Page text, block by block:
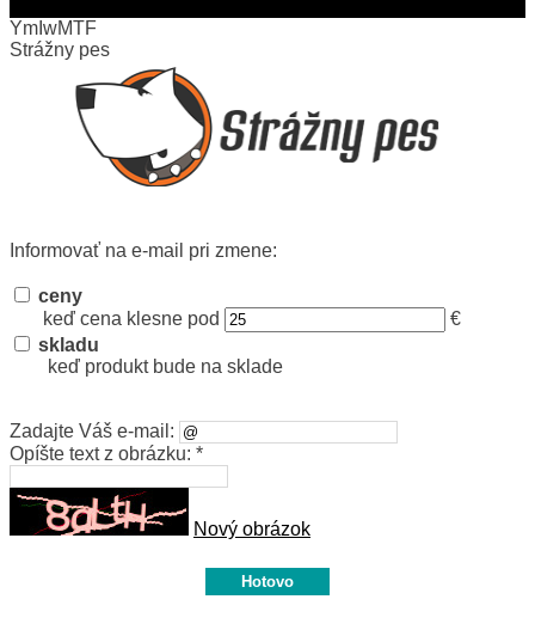
YmIwMTF
Strážny pes
Informovať na e-mail pri zmene:
ceny
keď cena klesne pod
€
skladu
keď produkt bude na sklade
Zadajte Váš e-mail:
Opíšte text z obrázku: *
Nový obrázok